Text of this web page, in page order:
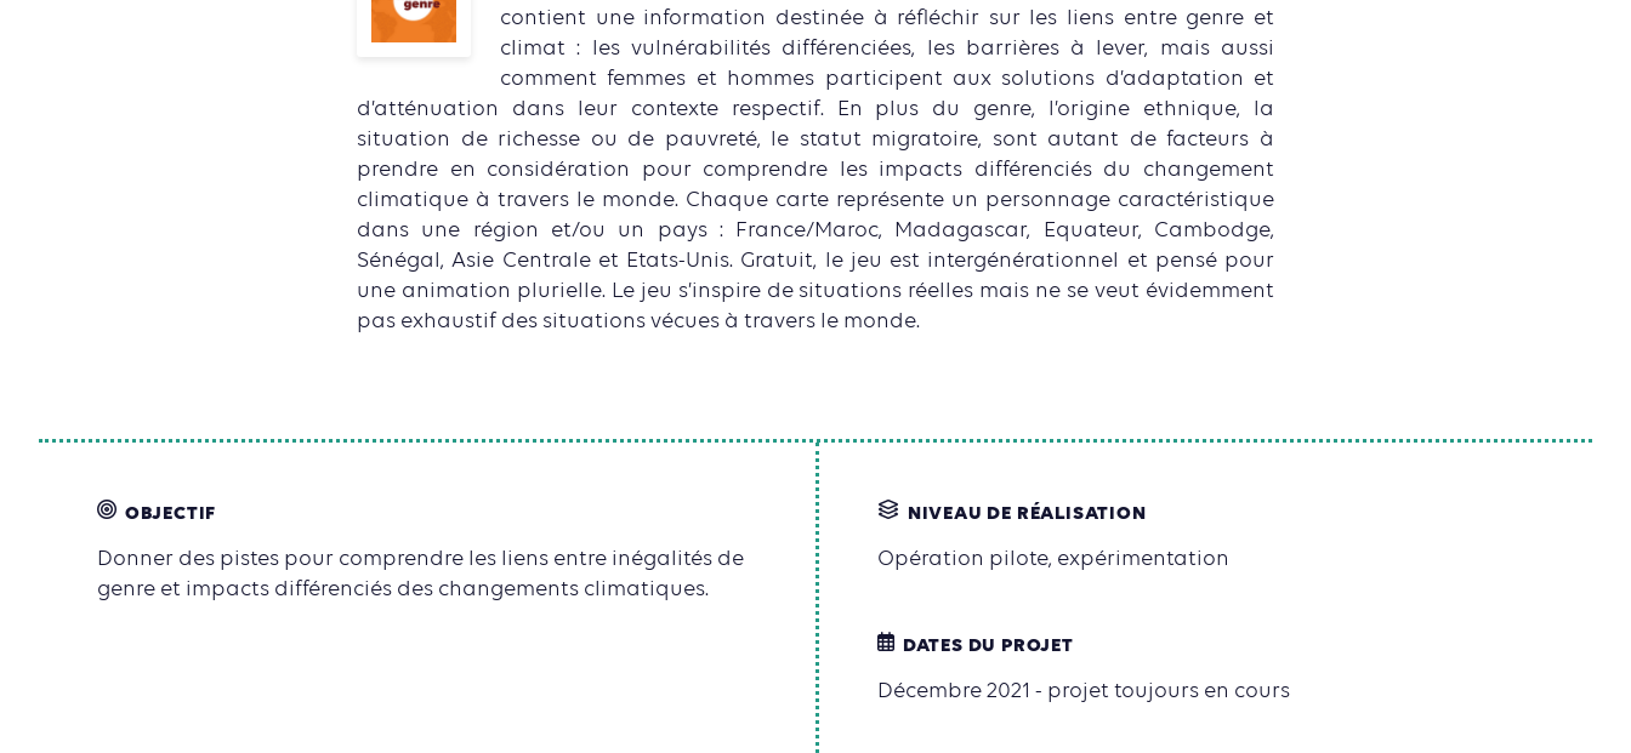
contient une information destinée à réfléchir sur les liens entre genre et
climat : les vulnérabilités différenciées, les barrières à lever, mais aussi
comment femmes et hommes participent aux solutions d’adaptation et
d’atténuation dans leur contexte respectif. En plus du genre, l’origine ethnique, la
situation de richesse ou de pauvreté, le statut migratoire, sont autant de facteurs à
prendre en considération pour comprendre les impacts différenciés du changement
climatique à travers le monde. Chaque carte représente un personnage caractéristique
dans une région et/ou un pays : France/Maroc, Madagascar, Equateur, Cambodge,
Sénégal, Asie Centrale et Etats-Unis. Gratuit, le jeu est intergénérationnel et pensé pour
une animation plurielle. Le jeu s’inspire de situations réelles mais ne se veut évidemment
pas exhaustif des situations vécues à travers le monde.
OBJECTIF
Donner des pistes pour comprendre les liens entre inégalités de
genre et impacts différenciés des changements climatiques.
NIVEAU DE RÉALISATION
Opération pilote, expérimentation
DATES DU PROJET
Décembre 2021 - projet toujours en cours